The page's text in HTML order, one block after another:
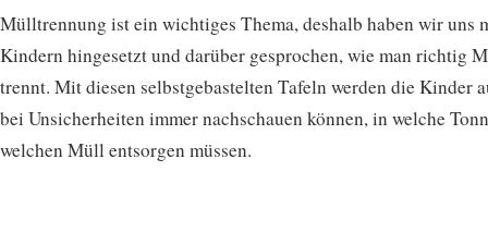
Mülltrennung ist ein wichtiges Thema, deshalb haben wir uns
Kindern hingesetzt und darüber gesprochen, wie man richtig
trennt. Mit diesen selbstgebastelten Tafeln werden die Kinder
bei Unsicherheiten immer nachschauen können, in welche
welchen Müll entsorgen müssen.